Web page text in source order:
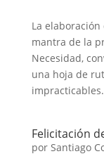
La
mantra de la
Necesidad,
una hoja de
impracticables.
Felicitación
por Santiago